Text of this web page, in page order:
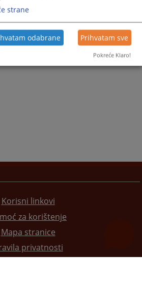
Korisni linkovi
za korištenje
Mapa stranice
privatnosti
strane
odabrane Prihvatam sve
Pokreće Klaro!